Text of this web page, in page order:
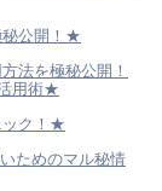
秘公開！★
法を極秘公開！
用術★
ック！★
ためのマル秘情